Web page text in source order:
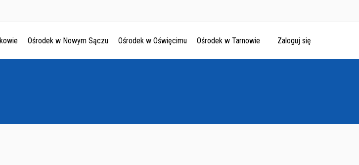
Ośrodek w Nowym Sączu Ośrodek w Oświęcimu Ośrodek w Tarnowie Zaloguj się
w Krakowie